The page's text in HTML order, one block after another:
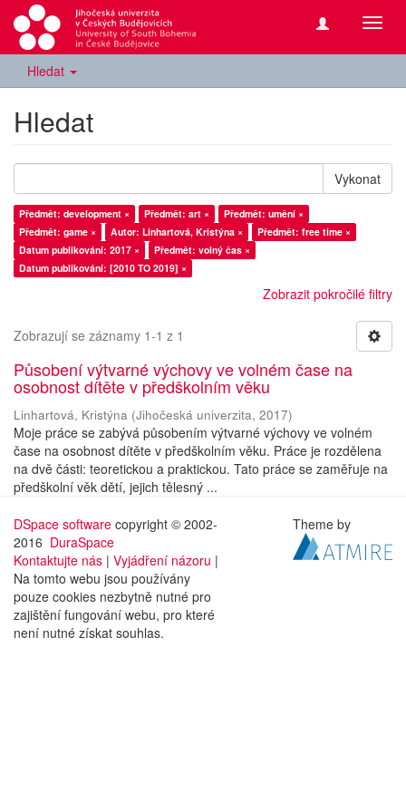
Hledat
Hledat
Vykonat
Předmět: development × Předmět: art ×
Předmět: umění ×
Předmět: game ×
Autor: Linhartová, Kristýna ×
Předmět: free time ×
Datum publikování: 2017 ×
Předmět: volný čas ×
Datum publikování: [2010 TO 2019] ×
Zobrazit pokročilé filtry
Zobrazují se záznamy 1-1 z 1
Působení výtvarné výchovy ve volném čase na
osobnost dítěte v předškolním věku
Linhartová, Kristýna (Jihočeská univerzita, 2017)
Moje práce se zabývá působením výtvarné výchovy ve volném
čase na osobnost dítěte v předškolním věku. Práce je rozdělena
na dvě části: teoretickou a praktickou. Tato práce se zaměřuje na
předškolní věk dětí, jejich tělesný ...
DSpace software copyright © 2002-
2016 DuraSpace
Kontaktujte nás | Vyjádření názoru |
Na tomto webu jsou používány
pouze cookies nezbytně nutné pro
zajištění fungování webu, pro které
není nutné získat souhlas.
Theme by